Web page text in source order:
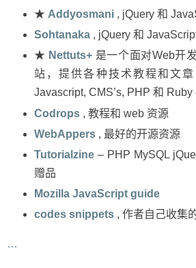
★ Addyosmani , jQuery 和
Sohtanaka , jQuery 和
★ Nettuts+ 是一个面对Web开
站，提供各种技术教程和文章
Javascript, CMS’s, PHP 和 Ruby
Codrops , 教程和 web 资源
WebAppers , 最好的开源资源
Tutorialzine– PHP MySQL
赠品
Mozilla JavaScript guide
codes snippets , 作者自己收集
…